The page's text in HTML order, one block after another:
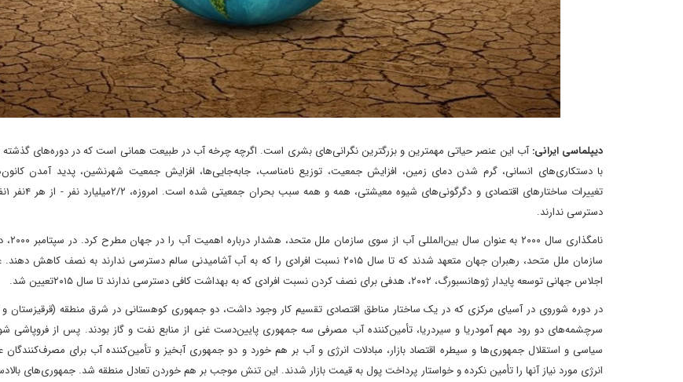
دیپلماسی ایرانی:آب این عنصر حیاتی مهمترین و بزرگترین نگرانی‌های بشری است. اگرچه چرخه آب در طبیعت همانی است که در دوره‌های
با دستکاری‌های انسانی، گرم شدن دمای زمین، افزایش جمعیت، توزیع نامناسب، جابه‌جایی‌ها، افزایش جمعیت شهرنشین، پدید آمدن
دسترسی ندارند.
نامگذاری سال
سازمان ملل متحد، رهبران جهان متعهد شدند که تا سال ۲۰۱۵ نسبت افرادی را که به آب آشامیدنی سالم دسترسی ندارند به نصف
اجلاس جهانی توسعه پایدار ژوهانسبورگ، ۲۰۰۲، هدفی برای نصف کردن نسبت افرادی که به بهداشت کافی دسترسی ندارند تا سال ۲۰۱۵تعیین شد.
در دوره شوروی در آسیای مرکزی که در یک ساختار مناطق اقتصادی تقسیم کار وجود داشت، دو جمهوری کوهستانی در شرق منطقه (قرقیزستان و
سرچشمه‌های دو رود مهم آمودریا و سیردریا، تأمین‌کننده آب مصرفی سه جمهوری پایین‌دست غنی از منابع نفت و گاز بودند. پس از فروپاشی
سیاسی و استقلال جمهوری‌ها و سیطره اقتصاد بازار، مبادلات انرژی و آب بر هم خورد و دو جمهوری آبخیز و تأمین‌کننده آب برای مصرف‌کنندگان
انرژی مورد نیاز آنها را تأمین نکرده و خواستار پرداخت پول به قیمت بازار شدند. این تنش موجب بر هم خوردن تعادل منطقه شد. جمهوری‌های